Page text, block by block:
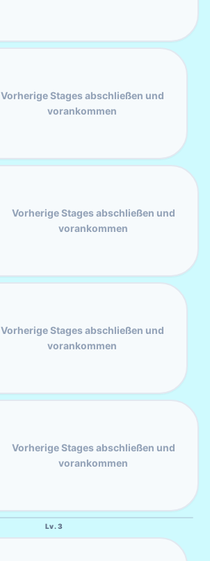
Vorherige Stages abschließen und
vorankommen
Vorherige Stages abschließen und
vorankommen
Vorherige Stages abschließen und
vorankommen
Vorherige Stages abschließen und
vorankommen
Lv.3